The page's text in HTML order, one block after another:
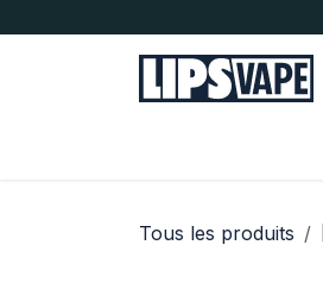
Tous les produits